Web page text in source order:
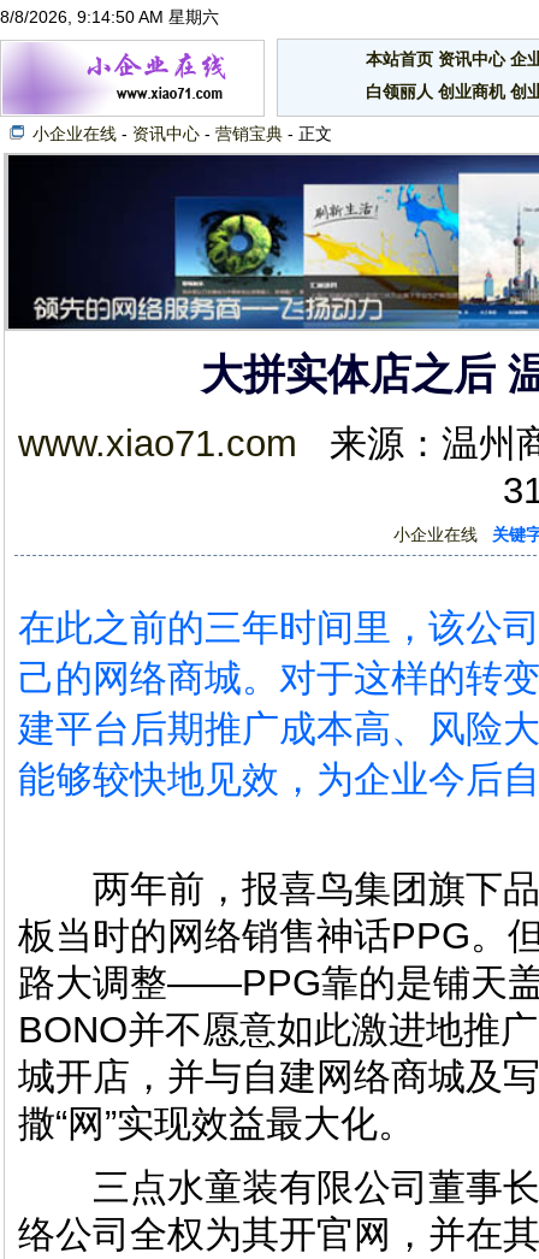
8/8/2026, 9:14:51 AM 星期六
本站首页 资讯中心 企
白领丽人 创业商机 创
小企业在线 - 资讯中心 - 营销宝典 - 正文
大拼实体店之后
www.xiao71.com 来源：温州
小企业在线 关键
在此之前的三年时间里，该公
己的网络商城。对于这样的转
建平台后期推广成本高、风险
能够较快地见效，为企业今后
两年前，报喜鸟集团旗下品
板当时的网络销售神话PPG。
路大调整——PPG靠的是铺天
BONO并不愿意如此激进地推
城开店，并与自建网络商城及
撒“网”实现效益最大化。
三点水童装有限公司董事长
络公司全权为其开官网，并在